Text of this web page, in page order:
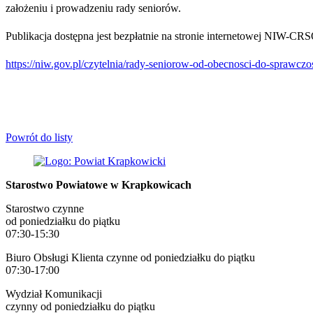
założeniu i prowadzeniu rady seniorów.
Publikacja dostępna jest bezpłatnie na stronie internetowej NIW-
https://niw.gov.pl/czytelnia/rady-seniorow-od-obecnosci-do-
Powrót do listy
Starostwo Powiatowe w Krapkowicach
Starostwo czynne
od poniedziałku do piątku
07:30-15:30
Biuro Obsługi Klienta czynne od poniedziałku do piątku
07:30-17:00
Wydział Komunikacji
czynny od poniedziałku do piątku